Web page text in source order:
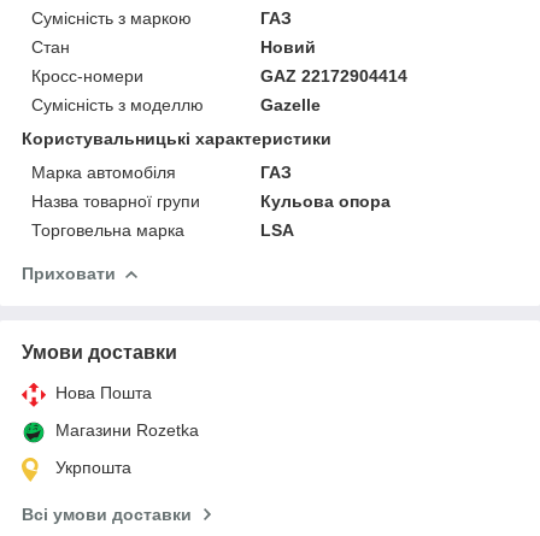
Сумісність з маркою
ГАЗ
Стан
Новий
Кросс-номери
GAZ 22172904414
Сумісність з моделлю
Gazelle
Користувальницькі характеристики
Марка автомобіля
ГАЗ
Назва товарної групи
Кульова опора
Торговельна марка
LSA
Приховати
Умови доставки
Нова Пошта
Магазини Rozetka
Укрпошта
Всі умови доставки